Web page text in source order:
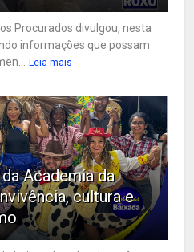
Procurados divulgou, nesta
informações que possam
Leia mais
Academia da
cultura e